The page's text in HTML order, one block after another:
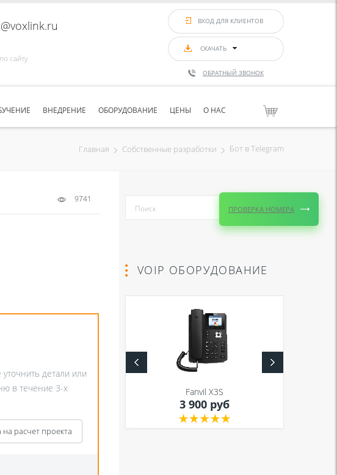
ВХОД ДЛЯ КЛИЕНТОВ
СКАЧАТЬ
ОБРАТНЫЙ ЗВОНОК
ВНЕДРЕНИЕ ОБОРУДОВАНИЕ ЦЕНЫ О НАС
Главная Собственные разработки Бот в Telegram
9741
детали или
в течение 3-х
на расчет проекта
VOIP ОБОРУДОВАНИЕ
Fanvil X3S
2 990 руб Fanvil X3S
3 900 руб
ПРОВЕРКА НОМЕРА